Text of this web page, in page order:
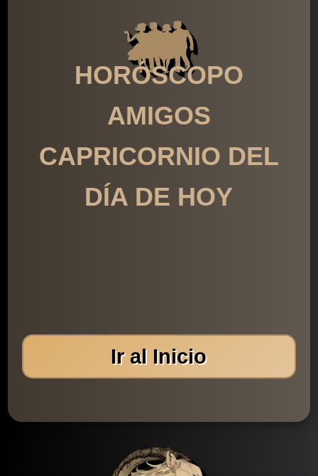
HORÓSCOPO
AMIGOS
CAPRICORNIO DEL
DÍA DE HOY
Ir al Inicio